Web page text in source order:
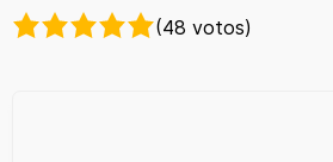
(48 votos)